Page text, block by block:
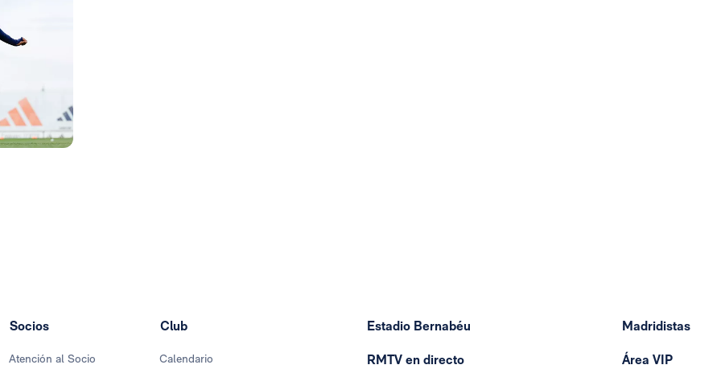
Socios
Atención al Socio
Club
Calendario
Estadio Bernabéu
RMTV en directo
Madridistas
Área VIP